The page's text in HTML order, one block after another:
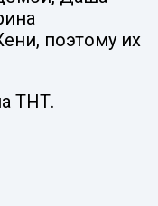
поэтому их
ТНТ.